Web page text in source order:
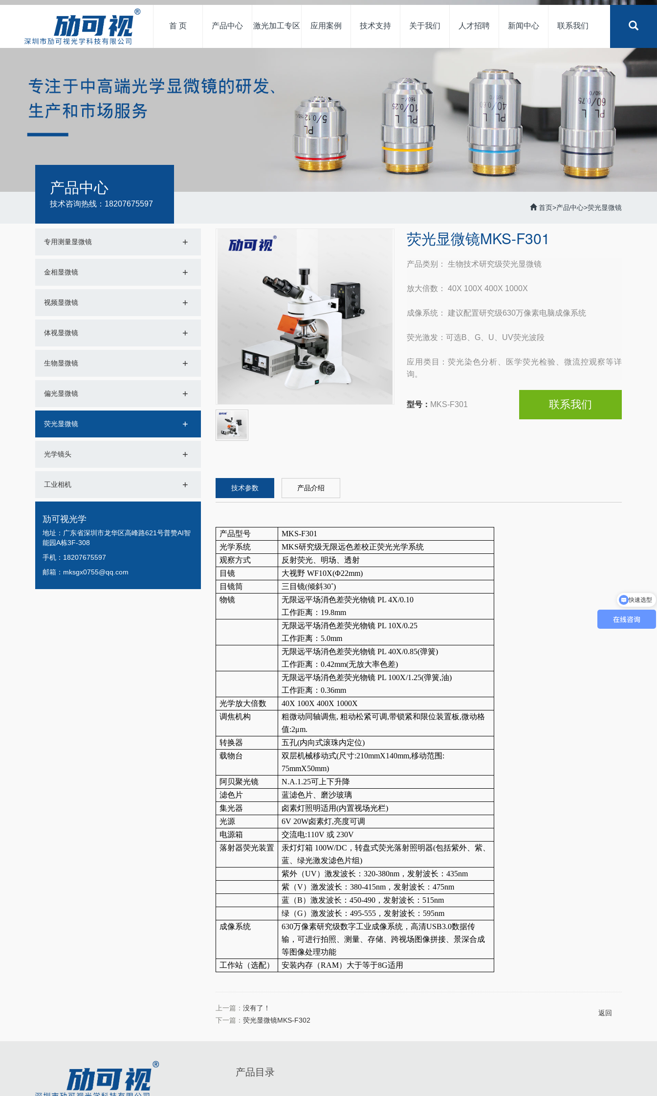
首 页 产品中心 激光加工专区 应用案例 技术支持 关于我们 人才招聘 新闻中心 联系我们
产品中心
技术咨询热线：18207675597 首页>产品中心>荧光显微镜
专用测量显微镜 +
金相显微镜 +
视频显微镜 +
体视显微镜 +
生物显微镜 +
偏光显微镜 +
荧光显微镜 +
光学镜头 +
工业相机 +
劢可视光学
地址：广东省深圳市龙华区高峰路621号普赞AI智
能园A栋3F-308
手机：18207675597
邮箱：mksgx0755@qq.com
荧光显微镜MKS-F301
产品类别： 生物技术研究级荧光显微镜
放大倍数： 40X 100X 400X 1000X
成像系统： 建议配置研究级630万像素电脑成像系统
荧光激发：可选B、G、U、UV荧光波段
应用类目：荧光染色分析、医学荧光检验、微流控观察等详
询。
型号： MKS-F301 联系我们
技术参数 产品介绍
产品型号
MKS-F301
光学系统
MKS研究级无限远色差校正荧光光学系统
观察方式
反射荧光、明场、透射
目镜
大视野 WF10X(Φ22mm)
目镜筒
三目镜(倾斜30˚)
物镜
无限远平场消色差荧光物镜 PL 4X/0.10
工作距离： 19.8mm
无限远平场消色差荧光物镜 PL 10X/0.25
工作距离： 5.0mm
无限远平场消色差荧光物镜 PL 40X/0.85(弹簧)
工作距离： 0.42mm(无放大率色差)
无限远平场消色差荧光物镜 PL 100X/1.25(弹簧,油)
工作距离： 0.36mm
光学放大倍数
40X 100X 400X 1000X
调焦机构
粗微动同轴调焦, 粗动松紧可调,带锁紧和限位装置板,微动格
值:2μm.
转换器
五孔(内向式滚珠内定位)
载物台
双层机械移动式(尺寸:210mmX140mm,移动范围:
75mmX50mm)
阿贝聚光镜
N.A.1.25可上下升降
滤色片
蓝滤色片、 磨沙玻璃
集光器
卤素灯照明适用(内置视场光栏)
光源
6V 20W卤素灯,亮度可调
电源箱
交流电:110V 或 230V
落射器荧光装置
汞灯灯箱 100W/DC，转盘式荧光落射照明器(包括紫外、紫、
蓝、绿光激发滤色片组)
紫外（UV）激发波长：320-380nm，发射波长：435nm
紫（V）激发波长：380-415nm，发射波长：475nm
蓝（B）激发波长：450-490，发射波长：515nm
绿（G）激发波长：495-555，发射波长：595nm
成像系统
630万像素研究级数字工业成像系统，高清USB3.0数据传
输，可进行拍照、测量、存储、跨视场图像拼接、景深合成
等图像处理功能
工作站（选配）
安装内存（RAM）大于等于8G适用
上一篇： 没有了！
下一篇： 荧光显微镜MKS-F302
返回
产品目录
联系电话